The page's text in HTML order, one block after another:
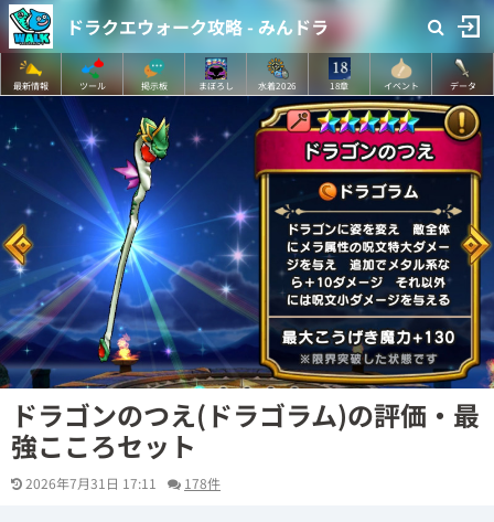
ドラクエウォーク攻略 - みんドラ
最新情報 ツール 掲示板 まぼろし 水着2026 18章 イベント データ
ドラゴンのつえ(ドラゴラム)の評価・最
強こころセット
2026年7月31日 17:11 178件